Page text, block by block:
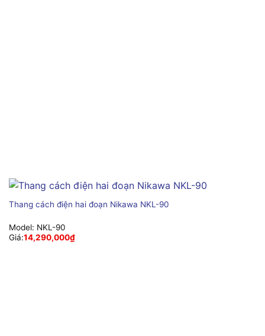
Thang cách điện hai đoạn Nikawa NKL-90
Model: NKL-90
Giá:14,290,000₫